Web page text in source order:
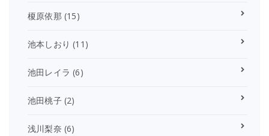
榎原依那 (15)
池本しおり (11)
池田レイラ (6)
池田桃子(2)
浅川梨奈 (6)